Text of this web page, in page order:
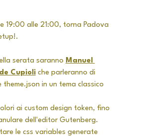
19:00 alle 21:00, torna Padova
serata saranno Manuel
Cupioli che parleranno di
theme.json in un tema classico
ai custom design token, fino
dell'editor Gutenberg.
le css variables generate